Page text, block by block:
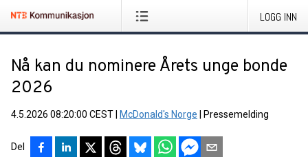
LOGG INN
Nå kan du nominere Årets unge bonde
2026
4.5.2026 08:20:00 CEST McDonald's Norge Pressemelding
Del